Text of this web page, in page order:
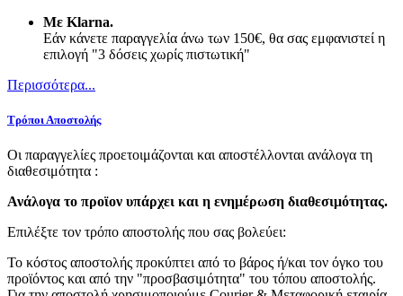
Με Klarna.
Εάν κάνετε παραγγελία άνω των 150€, θα σας εμφανιστεί η
επιλογή "3 δόσεις χωρίς πιστωτική"
Περισσότερα...
Τρόποι Αποστολής
Οι παραγγελίες προετοιμάζονται και αποστέλλονται ανάλογα τη
διαθεσιμότητα :
Ανάλογα το προϊoν υπάρχει και η ενημέρωση διαθεσιμότητας.
Επιλέξτε τον τρόπο αποστολής που σας βολεύει:
Το κόστος αποστολής προκύπτει από το βάρος ή/και τον όγκο του
προϊόντος και από την "προσβασιμότητα" του τόπου αποστολής.